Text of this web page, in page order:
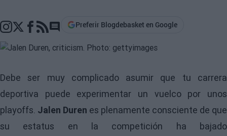
Go to comments section
Preferir Blogdebasket en Google
Debe ser muy complicado asumir que tu carrera
deportiva puede experimentar un vuelco por unos
playoffs. Jalen Duren es plenamente consciente de que
su estatus en la competición ha bajado